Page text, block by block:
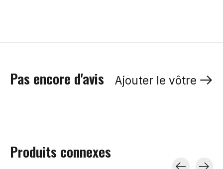
Pas encore d'avis Ajouter le vôtre
Produits connexes